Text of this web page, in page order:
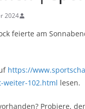
2024
feierte am
https://
weiter-102.html lesen.
Probiere,